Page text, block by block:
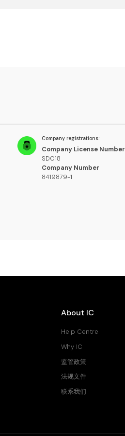
Company registrations:
Company License Number
SD018
Company Number
8419879-1
About IC
Help Centre
Why IC
监管政策
法规文件
联系我们